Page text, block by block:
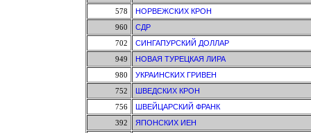
578
НОРВЕЖСКИХ КРОН
960
СДР
702
СИНГАПУРСКИЙ ДОЛЛАР
949
НОВАЯ ТУРЕЦКАЯ ЛИРА
980
УКРАИНСКИХ ГРИВЕН
752
ШВЕДСКИХ КРОН
756
ШВЕЙЦАРСКИЙ ФРАНК
392
ЯПОНСКИХ ИЕН